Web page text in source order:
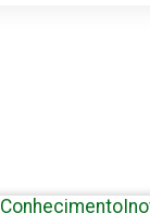
Conhecimento